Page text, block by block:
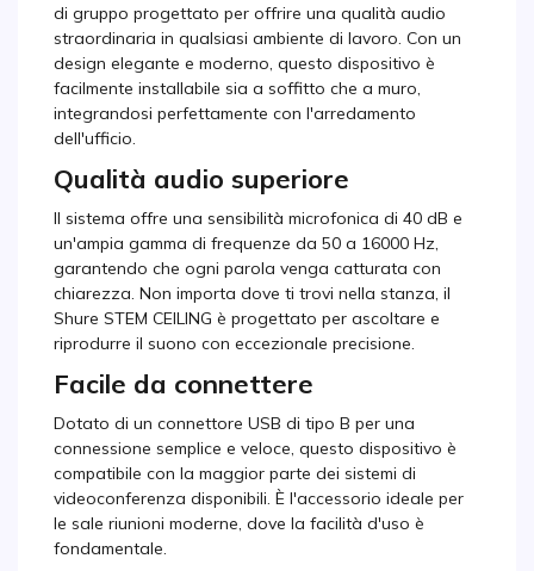
di gruppo progettato per offrire una qualità audio
straordinaria in qualsiasi ambiente di lavoro. Con un
design elegante e moderno, questo dispositivo è
facilmente installabile sia a soffitto che a muro,
integrandosi perfettamente con l'arredamento
dell'ufficio.
Qualità audio superiore
Il sistema offre una sensibilità microfonica di 40 dB e
un'ampia gamma di frequenze da 50 a 16000 Hz,
garantendo che ogni parola venga catturata con
chiarezza. Non importa dove ti trovi nella stanza, il
Shure STEM CEILING è progettato per ascoltare e
riprodurre il suono con eccezionale precisione.
Facile da connettere
Dotato di un connettore USB di tipo B per una
connessione semplice e veloce, questo dispositivo è
compatibile con la maggior parte dei sistemi di
videoconferenza disponibili. È l'accessorio ideale per
le sale riunioni moderne, dove la facilità d'uso è
fondamentale.